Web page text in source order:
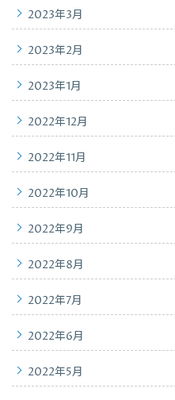
2023年3月
2023年2月
2023年1月
2022年12月
2022年11月
2022年10月
2022年9月
2022年8月
2022年7月
2022年6月
2022年5月